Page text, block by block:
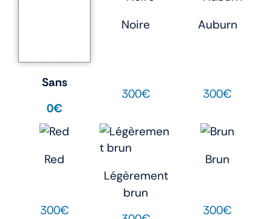
Sans
0€
Noire
300€
Auburn
300€
Red
300€
Légèrement
brun
Brun
300€